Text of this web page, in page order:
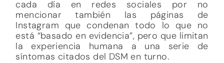
cada día en redes sociales por no
mencionar también las páginas de
Instagram que condenan todo lo que no
está “basado en evidencia”, pero que limitan
la experiencia humana a una serie de
síntomas citados del DSM en turno.